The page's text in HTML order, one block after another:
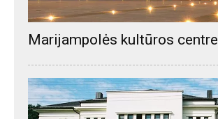
Marijampolės kultūros centre